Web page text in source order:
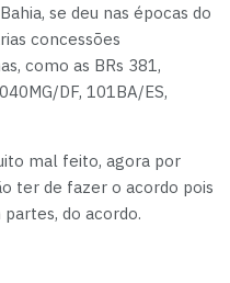
se deu nas épocas do
concessões
como as BRs 381,
DF, 101BA/ES,
mal feito, agora por
ter de fazer o acordo pois
partes, do acordo.